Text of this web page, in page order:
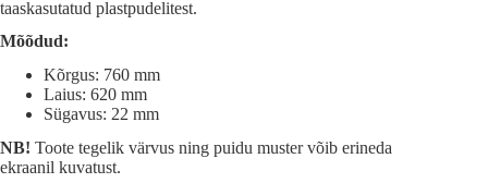
taaskasutatud plastpudelitest.
Mõõdud:
Kõrgus: 760 mm
Laius: 620 mm
Sügavus: 22 mm
NB! Toote tegelik värvus ning puidu muster võib erineda
ekraanil kuvatust.